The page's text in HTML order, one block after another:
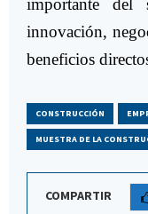
importante del
innovación,
beneficios
CONSTRUCCIÓN
MUESTRA DE LA
COMPARTIR